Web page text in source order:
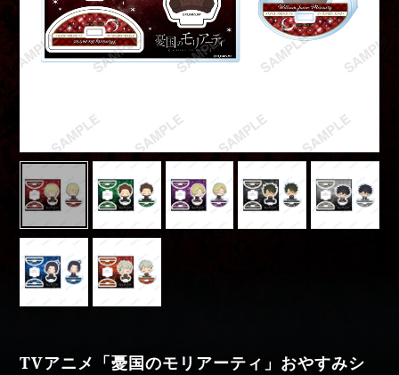
Movies
Special
moriarty_anime
TVアニメ「憂国のモリアーティ」おやすみシ